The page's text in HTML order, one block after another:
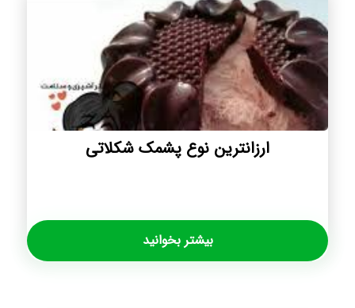
ارزانترین نوع پشمک شکلاتی
بیشتر بخوانید